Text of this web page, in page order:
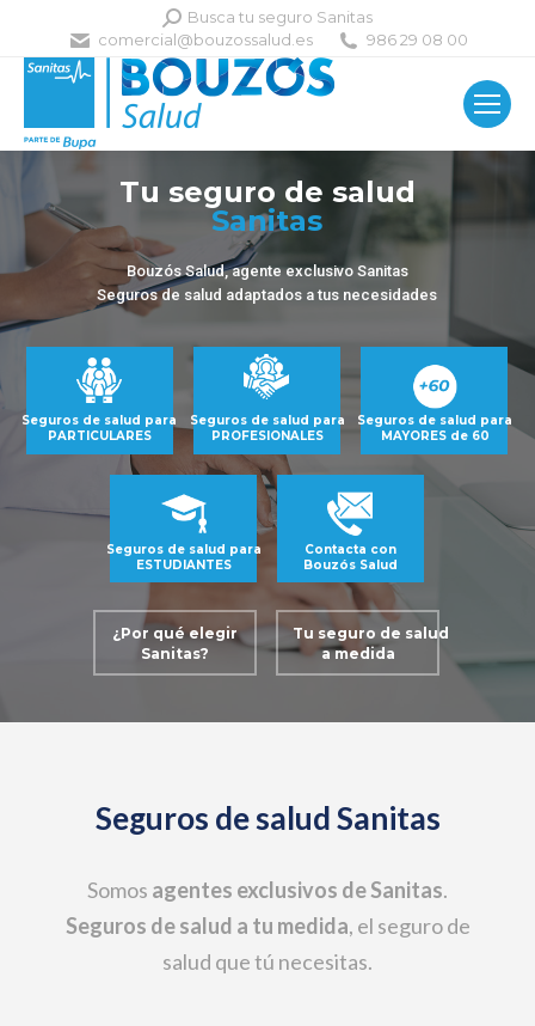
Buscar:
Busca tu seguro Sanitas
comercial@bouzossalud.es
986 29 08 00
Tu seguro de salud
Bouzós Salud, agente exclusivo Sanitas
Seguros de salud adaptados a tus necesidades
¿Por qué elegir
Sanitas?
Seguros de salud para
PARTICULARES
Seguros de salud para
PROFESIONALES
Seguros de salud para
MAYORES de 60
Seguros de salud para
ESTUDIANTES
Contacta con
Bouzós Salud
Tu seguro de salud
a medida
Sanitas
Seguros de salud Sanitas
Somos agentes exclusivos de Sanitas.
Seguros de salud a tu medida, el seguro de
salud que tú necesitas.